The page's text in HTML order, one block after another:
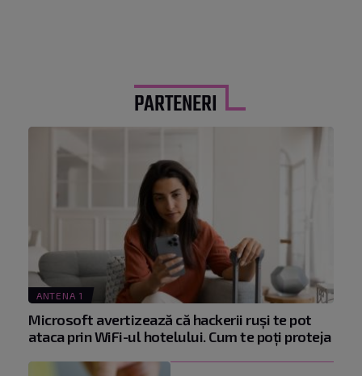
PARTENERI
ANTENA 1
Microsoft avertizează că hackerii ruși te pot
ataca prin WiFi-ul hotelului. Cum te poți proteja